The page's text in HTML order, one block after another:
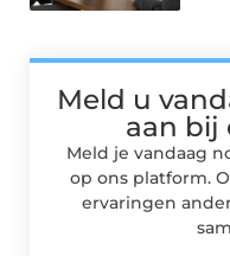
Meld u
aan bij
Meld je vandaag
op ons platform.
ervaringen